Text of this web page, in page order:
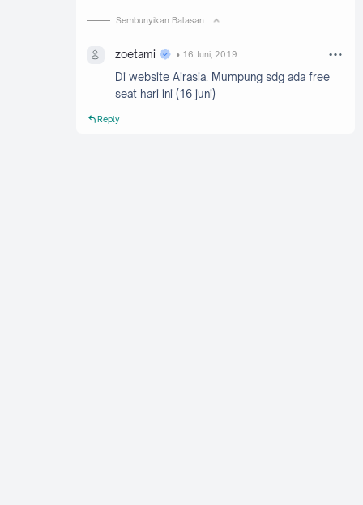
Sembunyikan Balasan
zoetami 16 Juni, 2019
Di website Airasia. Mumpung sdg ada free
seat hari ini (16 juni)
Reply